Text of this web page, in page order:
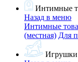
Интимные
Назад в меню
Интимные
(местная) Для
Игрушки